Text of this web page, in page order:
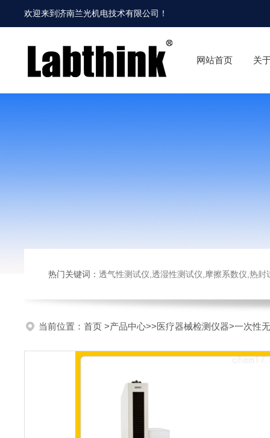
欢迎来到济南兰光机电技术有限公司 ！
网站首页 关
热门关键词： 透气性测试仪,透湿性测试仪,摩擦系数仪,热封试验仪,
当前位置： 首页 >产品中心>>医疗器械检测仪器>一次性